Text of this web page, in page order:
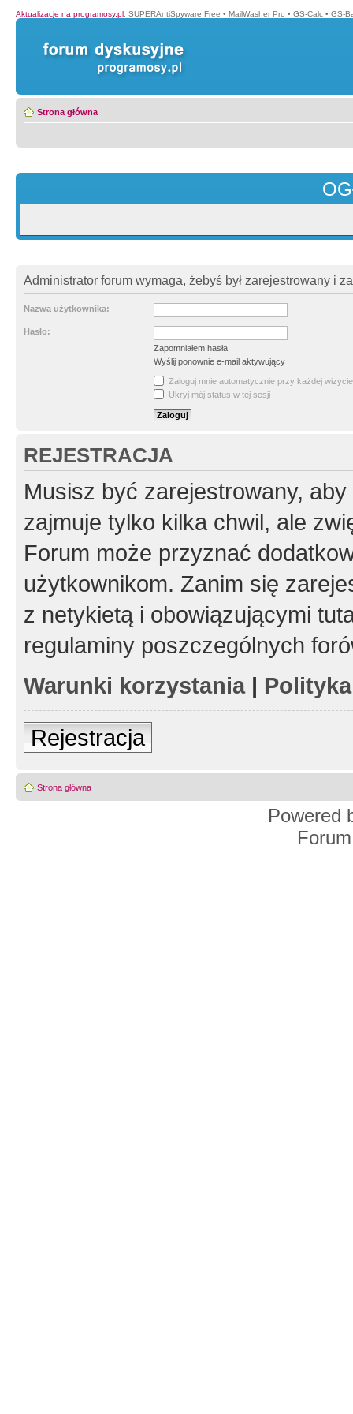
Aktualizacje na programosy.pl: SUPERAntiSpyware Free • MailWasher Pro • GS-Calc • GS-
Strona główna
Administrator forum wymaga, żebyś był zarejestrowany i
Nazwa użytkownika:
Hasło:
Zapomniałem hasła
Wyślij ponownie e-mail aktywujący
Zaloguj mnie automatycznie przy każdej wizycie
Ukryj mój status w tej sesji
REJESTRACJA
Musisz być zarejestrowany,
zajmuje tylko kilka chwil, ale
Forum może przyznać
użytkownikom. Zanim się
z netykietą i obowiązującymi
regulaminy poszczególnych
Warunki korzystania|
Rejestracja
Strona główna
Powered